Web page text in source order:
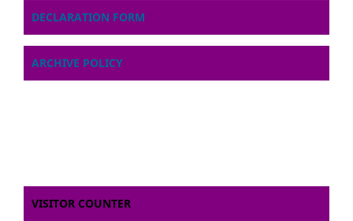
DECLARATION FORM
ARCHIVE POLICY
VISITOR COUNTER